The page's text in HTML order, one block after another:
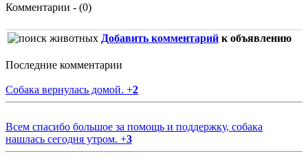
Комментарии - (0)
Добавить комментарий к объявлению
Последние комментарии
Собака вернулась домой. +2
Всем спасибо большое за помощь и поддержку, собака
нашлась сегодня утром. +3